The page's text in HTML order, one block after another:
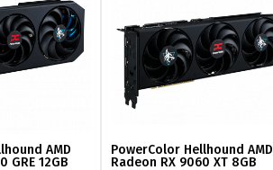
AMD
GRE 12GB
PowerColor Hellhound AMD
Radeon RX 9060 XT 8GB